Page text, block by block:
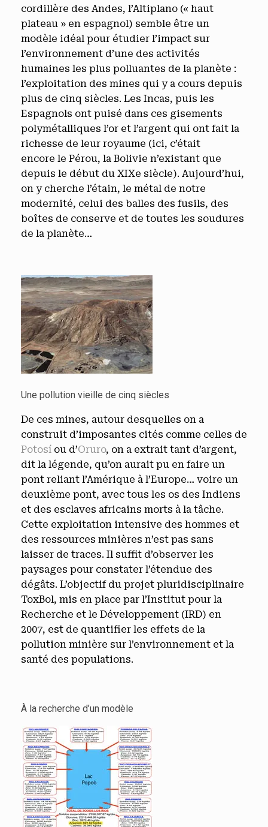
cordillère des Andes, l’Altiplano (« haut
plateau » en espagnol) semble être un
modèle idéal pour étudier l’impact sur
l’environnement d’une des activités
humaines les plus polluantes de la planète :
l’exploitation des mines qui y a cours depuis
plus de cinq siècles. Les Incas, puis les
Espagnols ont puisé dans ces gisements
polymétalliques l’or et l’argent qui ont fait la
richesse de leur royaume (ici, c’était
encore le Pérou, la Bolivie n’existant que
depuis le début du XIXe siècle). Aujourd’hui,
on y cherche l’étain, le métal de notre
modernité, celui des balles des fusils, des
boîtes de conserve et de toutes les soudures
de la planète…
Une pollution vieille de cinq siècles
De ces mines, autour desquelles on a
construit d’imposantes cités comme celles de
Potosí ou d’Oruro, on a extrait tant d’argent,
dit la légende, qu’on aurait pu en faire un
pont reliant l’Amérique à l’Europe… voire un
deuxième pont, avec tous les os des Indiens
et des esclaves africains morts à la tâche.
Cette exploitation intensive des hommes et
des ressources minières n’est pas sans
laisser de traces. Il suffit d’observer les
paysages pour constater l’étendue des
dégâts. L’objectif du projet pluridisciplinaire
ToxBol, mis en place par l’Institut pour la
Recherche et le Développement (IRD) en
2007, est de quantifier les effets de la
pollution minière sur l’environnement et la
santé des populations.
À la recherche d’un modèle